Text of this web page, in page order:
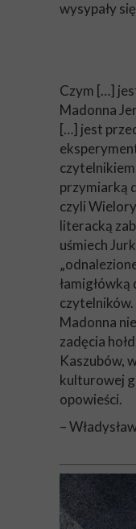
wysypały
Czym […]
Madonna
[…] jest
przymiarką
czyli
literacką
uśmiech
Madonna
zadęcia
Kaszubów,
kulturowej
opowieści.
–